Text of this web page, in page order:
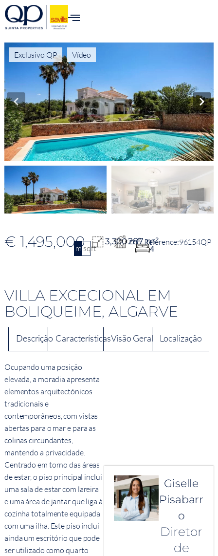
Exclusivo QP Vídeo
€ 1,495,000
m2sqft
3,300 m²287 m²
4
96154QP
VILLA EXCECIONAL EM
BOLIQUEIME, ALGARVE
Descrição CaracterísticasVisão Geral Localização
Ocupando uma posição
elevada, a moradia apresenta
elementos arquitectónicos
tradicionais e
contemporâneos, com vistas
abertas para o mar e para as
colinas circundantes,
mantendo a privacidade.
Centrado em torno das áreas
de estar, o piso principal inclui
uma sala de estar com lareira
e uma área de jantar que liga à
cozinha totalmente equipada
com uma ilha. Este piso inclui
ainda um escritório que pode
ser utilizado como quarto
Giselle
Pisabarr
o
Diretor
de